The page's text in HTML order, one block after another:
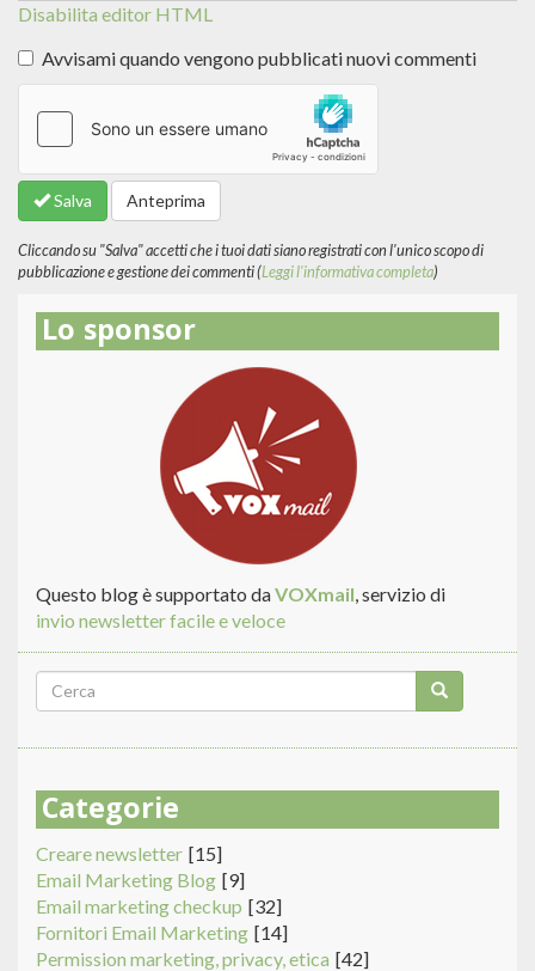
Disabilita editor HTML
informazioni
formati
del
Avvisami quando vengono pubblicati nuovi commenti
Salva Anteprima
Cliccando su "Salva" accetti che i tuoi dati siano registrati con l'unico scopo di
pubblicazione e gestione dei commenti (Leggi l'informativa completa)
Lo sponsor
Questo blog è supportato daVOXmail, servizio di
invio newsletter facile e veloce
Form
di
ricerca
Categorie
Creare newsletter [15]
Email Marketing Blog [9]
Email marketing checkup [32]
Fornitori Email Marketing [14]
Permission marketing, privacy, etica [42]